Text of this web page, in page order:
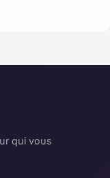
qui vous